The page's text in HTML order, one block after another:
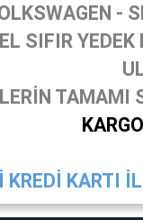
-
SIFIR
KREDİ KARTI